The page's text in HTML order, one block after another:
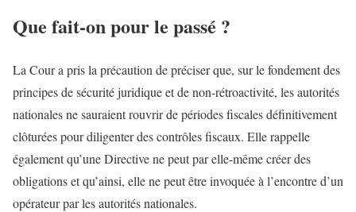
Que fait-on pour le passé ?
La Cour a pris la précaution de préciser que, sur le fondement des
principes de sécurité juridique et de non-rétroactivité, les autorités
nationales ne sauraient rouvrir de périodes fiscales définitivement
clôturées pour diligenter des contrôles fiscaux. Elle rappelle
également qu’une Directive ne peut par elle-même créer des
obligations et qu’ainsi, elle ne peut être invoquée à l’encontre d’un
opérateur par les autorités nationales.